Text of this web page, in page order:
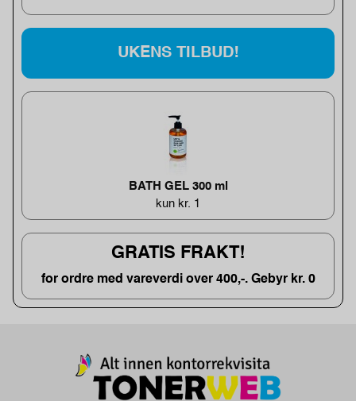
UKENS TILBUD!
BATH GEL 300 ml
kun kr. 1
GRATIS FRAKT!
for ordre med vareverdi over 400,-. Gebyr kr. 0